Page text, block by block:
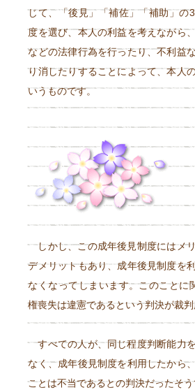
じて、「後見」「補佐」「補助」の
度を選び、本人の利益を考えながら
などの法律行為を行ったり、不利益
り消したりすることによって、本人
いうものです。
しかし、この成年後見制度にはメ
デメリットもあり、成年後見制度を
なくなってしまいます。このことに
権喪失は違憲であるという判決が裁
すべての人が、同じ程度判断能力
なく、成年後見制度を利用したから
ことは不当であるとの判決だったそ